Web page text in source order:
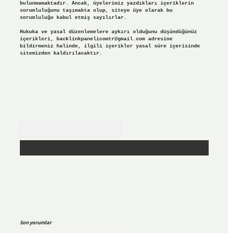
bulunmamaktadır. Ancak, üyelerimiz yazdıkları içeriklerin
sorumluluğunu taşımakta olup, siteye üye olarak bu
sorumluluğu kabul etmiş sayılırlar.
Hukuka ve yasal düzenlemelere aykırı olduğunu düşündüğünüz
içerikleri, backlinkpanelicomtr@gmail.comadresine
bildirmeniz halinde, ilgili içerikler yasal süre içerisinde
sitemizden kaldırılacaktır.
Son yorumlar